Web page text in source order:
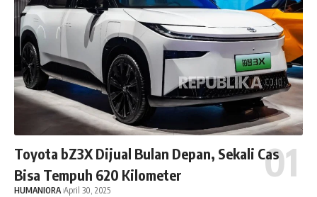
Toyota bZ3X Dijual Bulan Depan, Sekali Cas
Bisa Tempuh 620 Kilometer
HUMANIORA April 30, 2025